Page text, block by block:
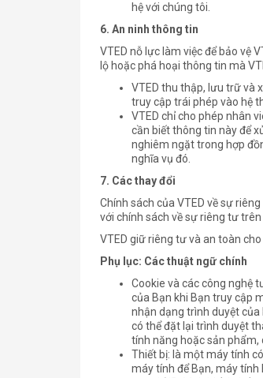
hệ với chúng tôi.
6. An ninh thông tin
VTED nỗ lực làm việc để bảo vệ
lộ hoặc phá hoại thông tin mà
VTED thu thập, lưu trữ và
truy cập trái phép vào hệ
VTED chỉ cho phép nhân
cần biết thông tin này để
nghiêm ngặt trong hợp
nghĩa vụ đó.
7. Các thay đổi
Chính sách của VTED về sự
với chính sách về sự riêng tư
VTED giữ riêng tư và an toàn
Phụ lục: Các thuật ngữ chính
Cookie và các công nghệ
của Bạn khi Bạn truy cập
nhận dạng trình duyệt
có thể đặt lại trình duyệt
tính năng hoặc sản phẩm,
Thiết bị: là một máy tính
máy tính để Bạn, máy tính